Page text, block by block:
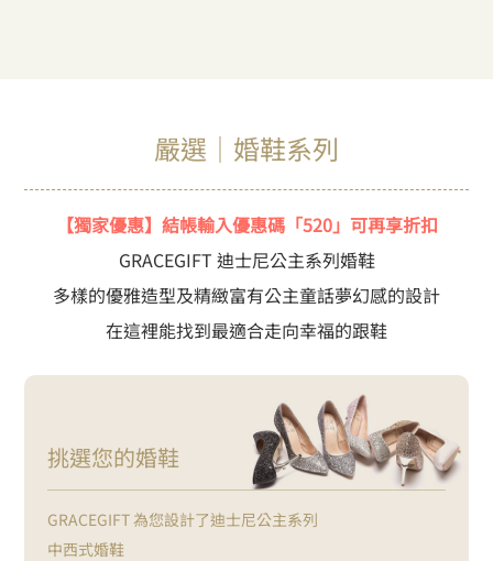
嚴選｜婚鞋系列
【獨家優惠】結帳輸入優惠碼「520」可再享折扣
GRACEGIFT 迪士尼公主系列婚鞋
多樣的優雅造型及精緻富有公主童話夢幻感的設計
在這裡能找到最適合走向幸福的跟鞋
挑選您的婚鞋
GRACEGIFT 為您設計了迪士尼公主系列
中西式婚鞋